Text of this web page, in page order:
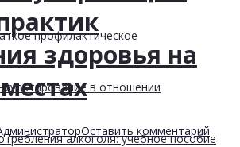
профилактическое
в отношении
алкоголя: учебное пособие
здоровья на
Оставить комментарий